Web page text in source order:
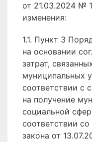
от 21.03.2024 №
изменения:
1.1. Пункт 3
на основании
затрат,
муниципальных
соответствии с
на получение
социальной
соответствии
закона от